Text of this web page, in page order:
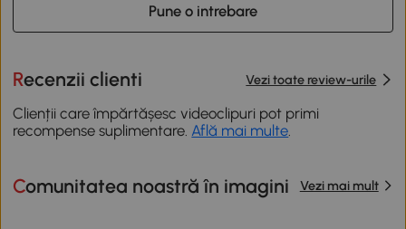
Pune o intrebare
Recenzii clienti Vezi toate review-urile
Clienții care împărtășesc videoclipuri pot primi
recompense suplimentare. Află mai multe
Comunitatea noastră în imagini Vezi mai mult